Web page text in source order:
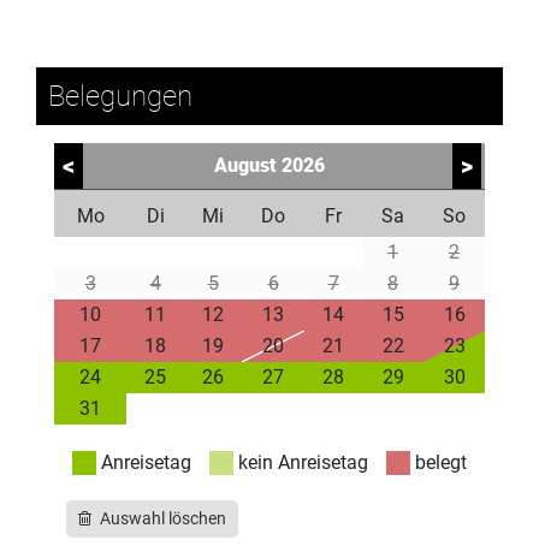
Belegungen
< August 2026
Mo Di Mi Do Fr Sa
So
1
2
3
4 5 6 7 8
9
10
11 12 13 14 15
16
17
18 19 20 21 22
23
24
25 26 27 28 29
30
31
Anreisetag kein Anreisetag belegt
>
Auswahl löschen